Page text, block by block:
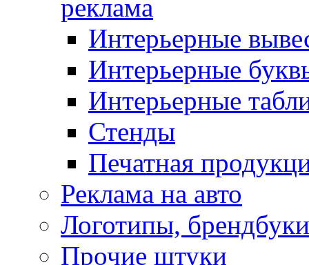
реклама
Интерьерные
Интерьерные
Интерьерные
Стенды
Печатная
Реклама на авто
Логотипы, брендбуки
Прочие штуки